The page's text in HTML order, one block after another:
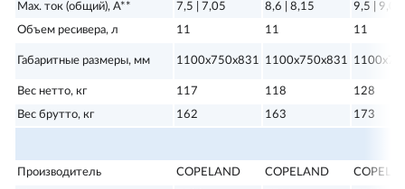
Max. ток (общий), А**
7,5 | 7,05 8,6 | 8,15
9,5 | 9,05
Объем ресивера, л
11 11 11
Габаритные размеры, мм 1100х750х831 1100х750х831
Вес нетто, кг 117 118
128
Вес брутто, кг
162 163 173
Производитель COPELAND COPELAND